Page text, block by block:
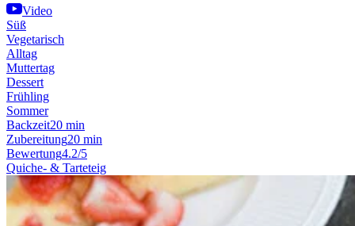
Video
Süß
Vegetarisch
Alltag
Muttertag
Dessert
Frühling
Sommer
Backzeit20 min
Zubereitung20 min
Bewertung4.2/5
Quiche- & Tarteteig